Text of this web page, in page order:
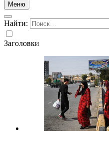
Меню
Найти:
Заголовки